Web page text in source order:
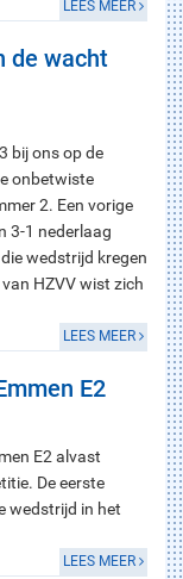
LEES MEER
de wacht
bij ons op de
onbetwiste
2. Een vorige
3-1 nederlaag
wedstrijd kregen
HZVV wist zich
LEES MEER
E2
E2 alvast
De eerste
wedstrijd in het
LEES MEER